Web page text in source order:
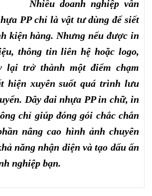
Nhiều doanh nghiệp vẫn
PP chỉ là vật tư dùng để siết
kiện hàng. Nhưng nếu được in
thông tin liên hệ hoặc logo,
lại trở thành một điểm chạm
hiện xuyên suốt quá trình lưu
Dây đai nhựa PP in chữ, in
chỉ giúp đóng gói chắc chắn
nâng cao hình ảnh chuyên
năng nhận diện và tạo dấu ấn
nghiệp bạn.